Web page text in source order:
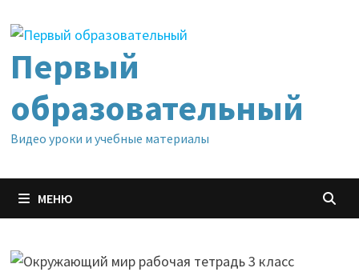
содержимому
Первый
образовательный
Видео уроки и учебные материалы
МЕНЮ